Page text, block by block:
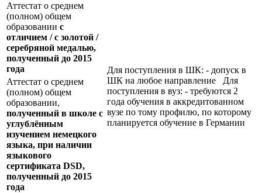
Аттестат о среднем
(полном) общем
образовании с
отличием / с золотой /
серебряной медалью,
полученный до 2015
года
Для поступления в ШК: - допуск в
ШК на любое направление Для
поступления в вуз: - требуются 2
года обучения в аккредитованном
вузе по тому профилю, по которому
планируется обучение в Германии
Аттестат о среднем
(полном) общем
образовании,
полученный в школе с
углублённым
изучением немецкого
языка, при наличии
языкового
сертификата DSD,
полученный до 2015
года